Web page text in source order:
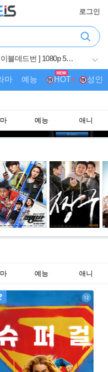
로그인
군 병사 [ 럭키스트라
마 예능 HOT AI
성인
예능 애니
예능 애니